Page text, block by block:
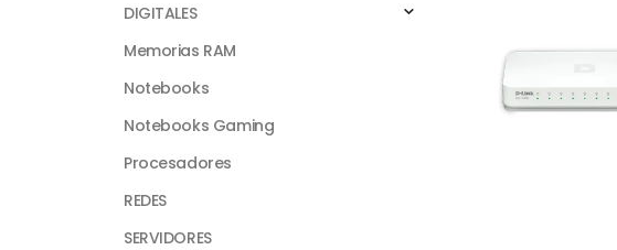
DIGITALES
Memorias RAM
Notebooks
Notebooks Gaming
Procesadores
REDES
SERVIDORES